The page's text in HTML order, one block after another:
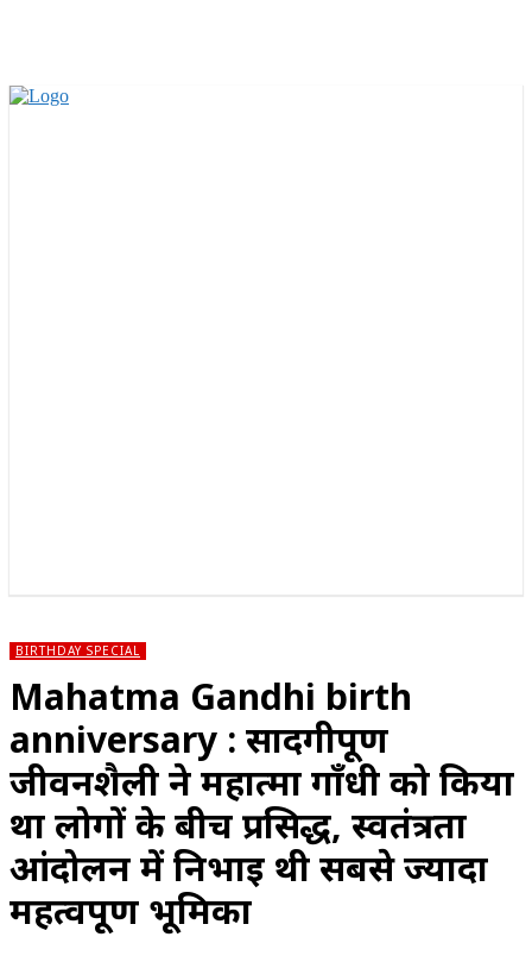
BIRTHDAY SPECIAL
Mahatma Gandhi birth
anniversary : सादगीपूर्ण
जीवनशैली ने महात्मा गाँधी को किया
था लोगों के बीच प्रसिद्ध, स्वतंत्रता
आंदोलन में निभाई थी सबसे ज्यादा
महत्वपूर्ण भूमिका